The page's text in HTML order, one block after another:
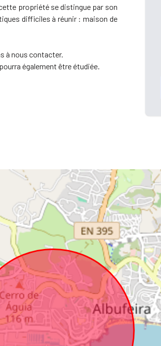
propriété se distingue par son
difficiles à réunir : maison de
à nous contacter.
également être étudiée.